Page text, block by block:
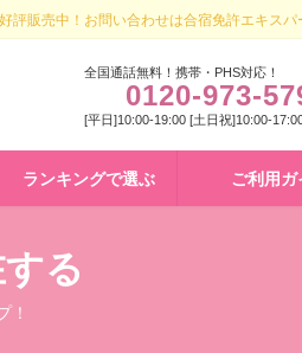
販売中！お問い合わせは合宿免許エキスパ
全国通話無料！携帯・PHS対応！
0120-973-
[平日]10:00-19:00 [土日祝]10:00-
ランキングで選ぶ ご利用ガ
る
！